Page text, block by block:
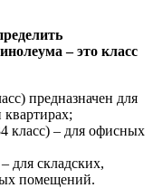
– это класс
предназначен для
класс) – для офисных
для складских,
помещений.